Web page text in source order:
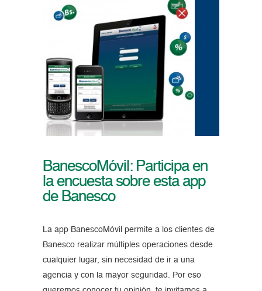
BanescoMóvil: Participa en
la encuesta sobre esta app
de Banesco
La app BanescoMóvil permite a los clientes de
Banesco realizar múltiples operaciones desde
cualquier lugar, sin necesidad de ir a una
agencia y con la mayor seguridad. Por eso